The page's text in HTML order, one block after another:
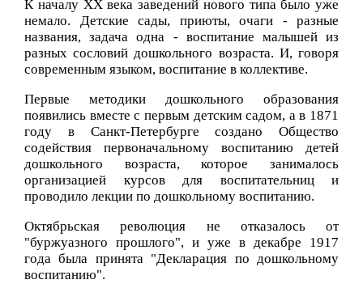
К началу XX века заведений нового типа было уже
немало. Детские сады, приюты, очаги - разные
названия, задача одна - воспитание малышей из
разных сословий дошкольного возраста. И, говоря
современным языком, воспитание в коллективе.
Первые методики дошкольного образования
появились вместе с первым детским садом, а в 1871
году в Санкт-Петербурге создано Общество
содействия первоначальному воспитанию детей
дошкольного возраста, которое занималось
организацией курсов для воспитательниц и
проводило лекции по дошкольному воспитанию.
Октябрьская революция не отказалось от
"буржуазного прошлого", и уже в декабре 1917
года была принята "Декларация по дошкольному
воспитанию".